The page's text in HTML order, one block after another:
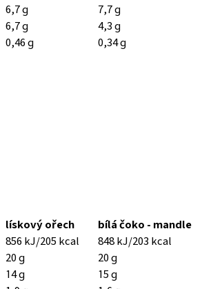
6,7 g
7,7 g
6,7 g
4,3 g
0,46 g
0,34 g
lískový ořech
bílá čoko - mandle
856 kJ/205 kcal
848 kJ/203 kcal
20 g
20 g
14 g
15 g